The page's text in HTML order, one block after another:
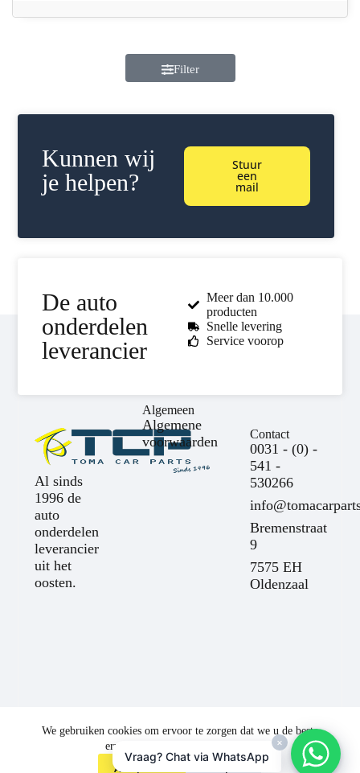
We gebruiken cookies om ervoor te zorgen dat we u de beste
ervaring op onze website bieden.
Accepteren
Filter
Kunnen wij
je helpen?
Stuur
een
mail
De auto
onderdelen
leverancier
Meer dan 10.000
producten
Snelle levering
Service voorop
Al sinds
1996 de
auto
onderdelen
leverancier
uit het
oosten.
Algemeen
Algemene
voorwaarden
Contact
0031 - (0) -
541 -
530266
Bremenstraat
9
7575 EH
Oldenzaal
Toma Car PartsVraag? Chat via WhatsApp
×